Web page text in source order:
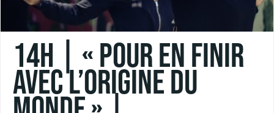
14h | « POUR EN FINIR
AVEC L’ORIGINE DU